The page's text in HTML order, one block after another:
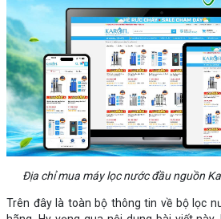
Địa chỉ mua máy lọc nước đầu nguồn
Trên đây là toàn bộ thông tin về bộ lọc